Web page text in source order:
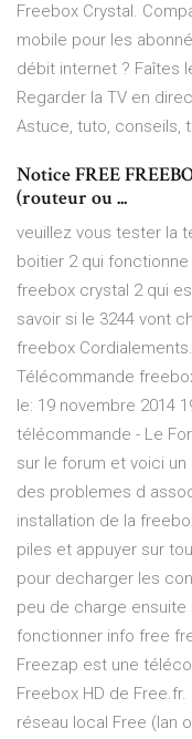
Freebox Crystal.
mobile pour les
débit internet ? Faîtes
Regarder la TV en
Astuce, tuto, conseils,
Notice FREE
(routeur ou ...
veuillez vous tester la
boitier 2 qui
freebox crystal 2 qui
savoir si le 3244 vont
freebox
Télécommande
le: 19 novembre 2014
télécommande - Le
sur le forum et voici
des problemes d
installation de la
piles et appuyer sur
pour decharger les
peu de charge
fonctionner info free
Freezap est une
Freebox HD de
réseau local Free (lan